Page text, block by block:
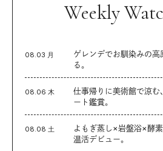
Weekly
08.03 月
ゲレンデでお馴染みの
る。
08.06 木
仕事帰りに美術館で涼
ート鑑賞。
08.08 土
よもぎ蒸し×岩盤浴×酵
温活デビュー。